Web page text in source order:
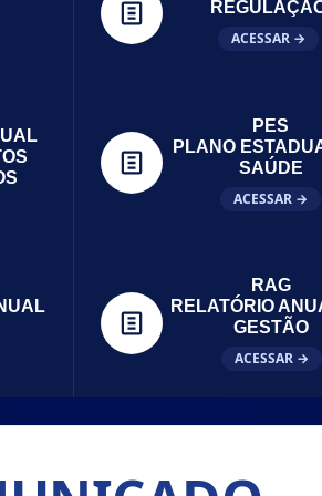
ACESSAR →
PES
PLANO
SAÚDE
ACESSAR →
RAG
RELATÓRIO
GESTÃO
ACESSAR →